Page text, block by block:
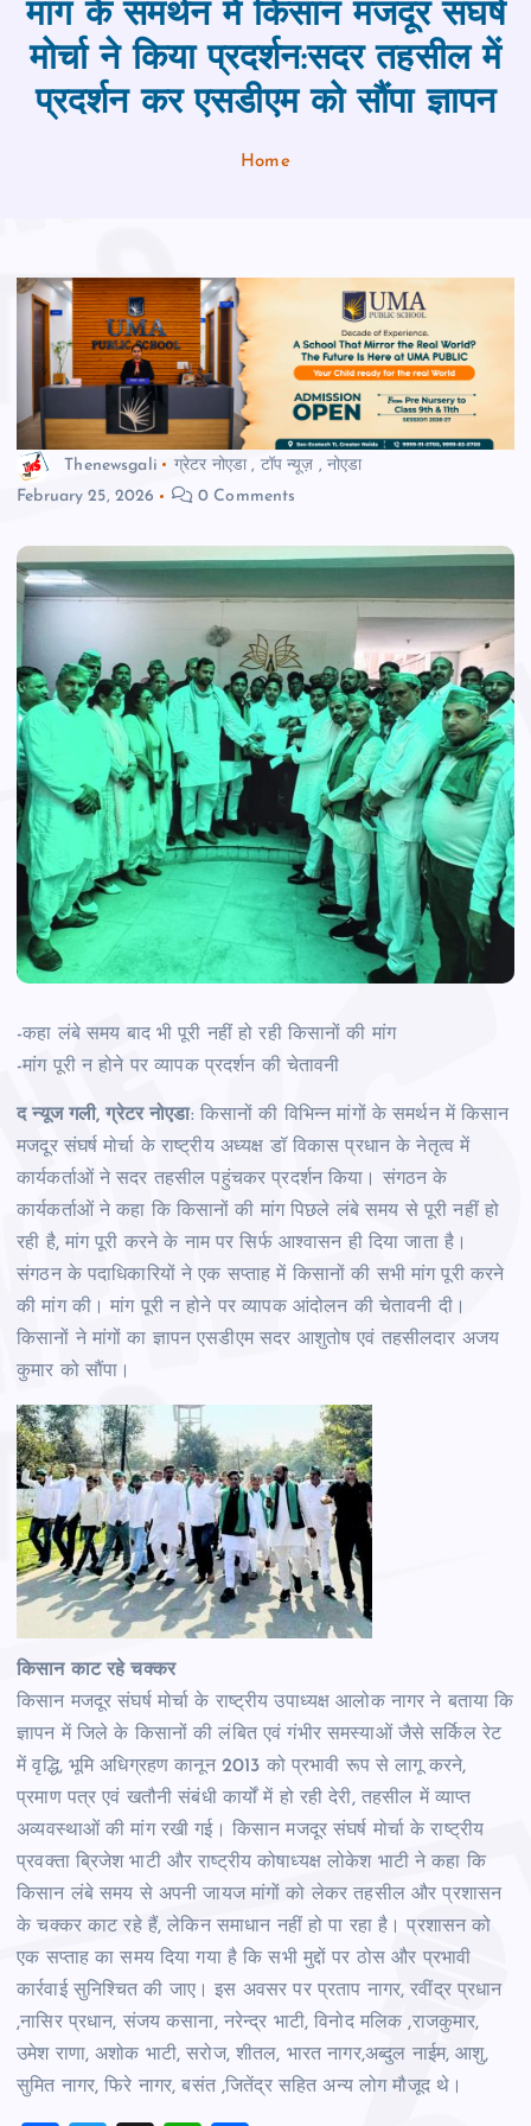
मांग के समर्थन में किसान मजदूर संघर्ष
मोर्चा ने किया प्रदर्शन:सदर तहसील में
प्रदर्शन कर एसडीएम को सौंपा ज्ञापन
Home
Thenewsgali ग्रेटर नोएडा , टॉप न्यूज़ , नोएडा
February 25, 2026
0 Comments
-कहा लंबे समय बाद भी पूरी नहीं हो रही किसानों की मांग
-मांग पूरी न होने पर व्‍यापक प्रदर्शन की चेतावनी
द न्‍यूज गली, ग्रेटर नोएडा: किसानों की विभिन्‍न मांगों के समर्थन में किसान
मजदूर संघर्ष मोर्चा के राष्ट्रीय अध्यक्ष डॉ विकास प्रधान के नेतृत्व में
कार्यकर्ताओं ने सदर तहसील पहुंचकर प्रदर्शन किया। संगठन के
कार्यकर्ताओं ने कहा कि किसानों की मांग पिछले लंबे समय से पूरी नहीं हो
रही है, मांग पूरी करने के नाम पर सिर्फ आश्‍वासन ही दिया जाता है।
संगठन के पदाधिकारियों ने एक सप्‍ताह में किसानों की सभी मांग पूरी करने
की मांग की। मांग पूरी न होने पर व्‍यापक आंदोलन की चेतावनी दी।
किसानों ने मांगों का ज्ञापन एसडीएम सदर आशुतोष एवं तहसीलदार अजय
कुमार को सौंपा।
किसान काट रहे चक्‍कर
किसान मजदूर संघर्ष मोर्चा के राष्ट्रीय उपाध्यक्ष आलोक नागर ने बताया कि
ज्ञापन में जिले के किसानों की लंबित एवं गंभीर समस्याओं जैसे सर्किल रेट
में वृद्धि, भूमि अधिग्रहण कानून 2013 को प्रभावी रूप से लागू करने,
प्रमाण पत्र एवं खतौनी संबंधी कार्यों में हो रही देरी, तहसील में व्याप्त
अव्यवस्थाओं की मांग रखी गई। किसान मजदूर संघर्ष मोर्चा के राष्ट्रीय
प्रवक्ता ब्रिजेश भाटी और राष्ट्रीय कोषाध्यक्ष लोकेश भाटी ने कहा कि
किसान लंबे समय से अपनी जायज मांगों को लेकर तहसील और प्रशासन
के चक्कर काट रहे हैं, लेकिन समाधान नहीं हो पा रहा है। प्रशासन को
एक सप्ताह का समय दिया गया है कि सभी मुद्दों पर ठोस और प्रभावी
कार्रवाई सुनिश्चित की जाए। इस अवसर पर प्रताप नागर, रवींद्र प्रधान
,नासिर प्रधान, संजय कसाना, नरेन्द्र भाटी, विनोद मलिक ,राजकुमार,
उमेश राणा, अशोक भाटी, सरोज, शीतल, भारत नागर,अब्दुल नाईम, आशु,
सुमित नागर, फिरे नागर, बसंत ,जितेंद्र सहित अन्‍य लोग मौजूद थे।